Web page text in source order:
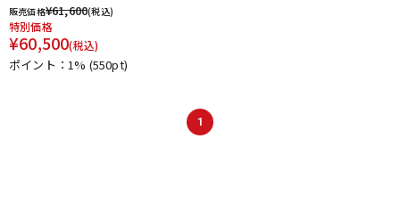
販売価格¥61,600(税込)
特別価格
¥60,500(税込)
ポイント：1% (550pt)
1